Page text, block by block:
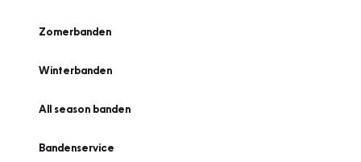
Zomerbanden
Winterbanden
All season banden
Bandenservice